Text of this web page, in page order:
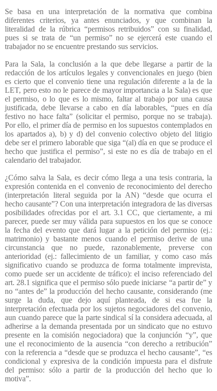
Se basa en una interpretación de la normativa que combina
diferentes criterios, ya antes enunciados, y que combinan la
literalidad de la rúbrica “permisos retribuidos” con su finalidad,
pues si se trata de “un permiso” no se ejercerá este cuando el
trabajador no se encuentre prestando sus servicios.
Para la Sala, la conclusión a la que debe llegarse a partir de la
redacción de los artículos legales y convencionales en juego (bien
es cierto que el convenio tiene una regulación diferente a la de la
LET, pero esto no le parece de mayor importancia a la Sala) es que
el permiso, o lo que es lo mismo, faltar al trabajo por una causa
justificada, debe llevarse a cabo en día laborables, “pues en día
festivo no hace falta” (solicitar el permiso, porque no se trabaja).
Por ello, el primer día de permiso en los supuestos contemplados en
los apartados a), b) y d) del convenio colectivo objeto del litigio
debe ser el primero laborable que siga “(al) día en que se produce el
hecho que justifica el permiso”, si este no es día de trabajo en el
calendario del trabajador.
¿Cómo salva la Sala, es decir cómo llega a una tesis contraria, la
expresión contenida en el convenio de reconocimiento del derecho
(interpretación literal seguida por la AN) “desde que ocurra el
hecho causante”? Con una interpretación integradora de las diversas
posibilidades ofrecidas por el art. 3.1 CC, que ciertamente, a mi
parecer, puede ser muy válida para supuestos en los que se conoce
la fecha del evento que dará lugar a la petición del permiso (ej.:
matrimonio) y bastante menos cuando el permiso derive de una
circunstancia que no puede, razonablemente, preverse con
anterioridad (ej.: fallecimiento de un familiar, y como caso más
significativo cuando se produzca de forma totalmente imprevista,
como puede ser un accidente de tráfico): el inciso referenciado del
art. 28.1 significa que el permiso sólo puede iniciarse “a partir de” y
no “antes de” la producción del hecho causante, considerando (me
surge la duda, que dejo aquí planteada, de si esa fue la
interpretación efectuada por los sujetos negociadores del convenio,
aun cuando parece que la parte sindical sí la considera adecuada, al
adherirse a la demanda presentada por un sindicato que no estuvo
presente en la comisión negociadora) que la conjunción “y”, que
une el reconocimiento de la ausencia “con derecho a retribución”
con la referencia a “desde que se produzca el hecho causante”, “es
condicional y expresiva de la condición impuesta para el disfrute
del permiso: sólo a partir de la producción del hecho que lo
motiva”.